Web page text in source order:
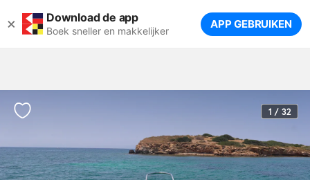
× Download de app
Boek sneller en makkelijker APP GEBRUIKEN
1 / 32